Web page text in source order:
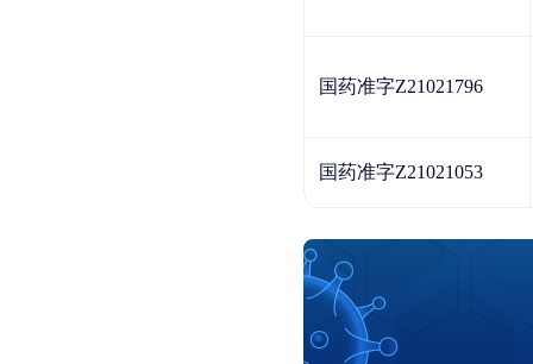
国药准字Z21021796
国药准字Z21021053